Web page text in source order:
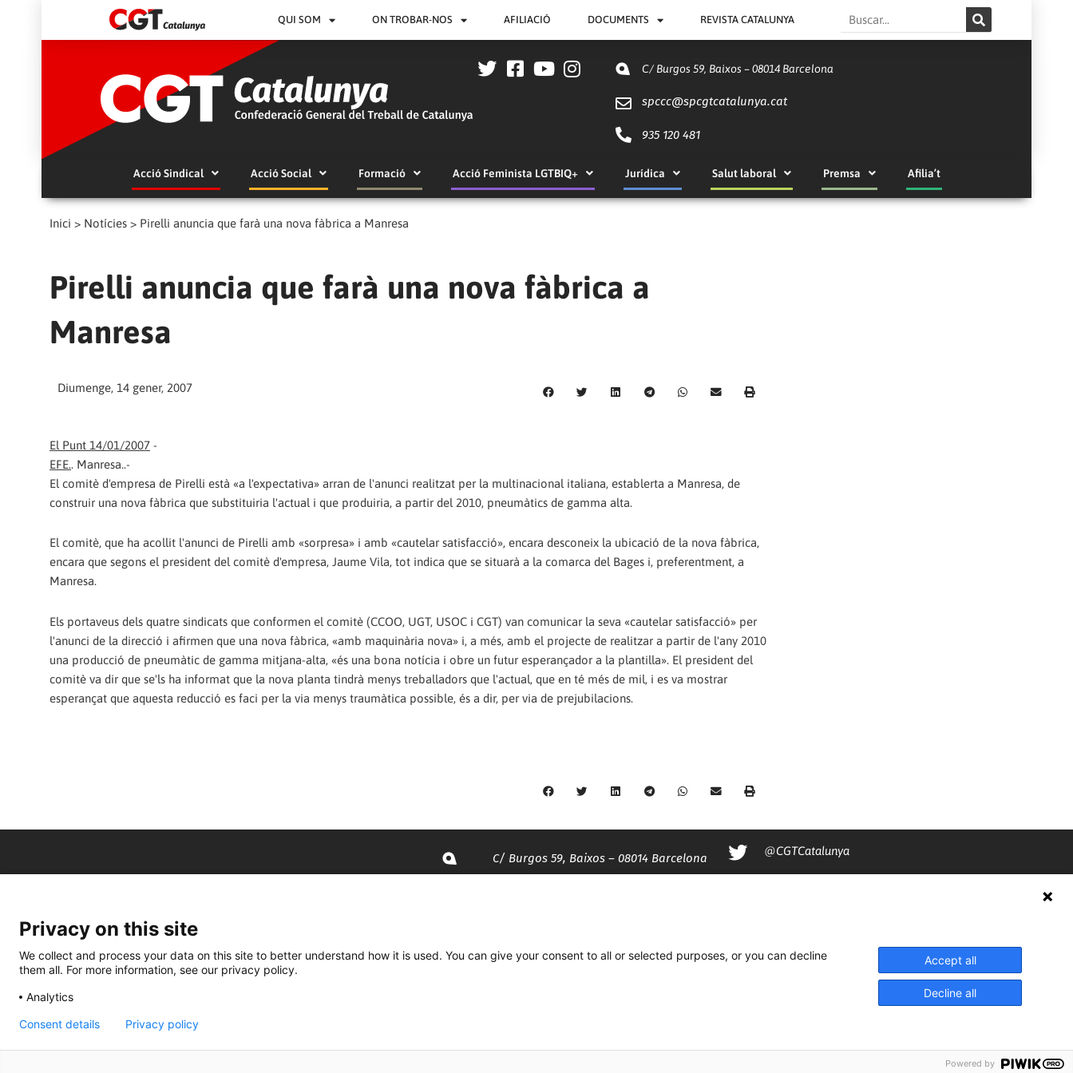
QUI SOM ON TROBAR-NOS AFILIACIÓ DOCUMENTS REVISTA CATALUNYA Search
C/ Burgos 59, Baixos – 08014 Barcelona
spccc@spcgtcatalunya.cat
935 120 481
Acció Sindical Acció Social Formació Acció Feminista LGTBIQ+ Jurídica Salut laboral Premsa Afilia’t
Inici > Notícies > Pirelli anuncia que farà una nova fàbrica a Manresa
Pirelli anuncia que farà una nova fàbrica a
Manresa
Diumenge, 14 gener, 2007
El Punt 14/01/2007 -
EFE.. Manresa..-
El comitè d'empresa de Pirelli està «a l'expectativa» arran de l'anunci realitzat per la multinacional italiana, establerta a Manresa, de
construir una nova fàbrica que substituiria l'actual i que produiria, a partir del 2010, pneumàtics de gamma alta.
El comitè, que ha acollit l'anunci de Pirelli amb «sorpresa» i amb «cautelar satisfacció», encara desconeix la ubicació de la nova fàbrica,
encara que segons el president del comitè d'empresa, Jaume Vila, tot indica que se situarà a la comarca del Bages i, preferentment, a
Manresa.
Els portaveus dels quatre sindicats que conformen el comitè (CCOO, UGT, USOC i CGT) van comunicar la seva «cautelar satisfacció» per
l'anunci de la direcció i afirmen que una nova fàbrica, «amb maquinària nova» i, a més, amb el projecte de realitzar a partir de l'any 2010
una producció de pneumàtic de gamma mitjana-alta, «és una bona notícia i obre un futur esperançador a la plantilla». El president del
comitè va dir que se'ls ha informat que la nova planta tindrà menys treballadors que l'actual, que en té més de mil, i es va mostrar
esperançat que aquesta reducció es faci per la via menys traumàtica possible, és a dir, per via de prejubilacions.
C/ Burgos 59, Baixos – 08014 Barcelona
935 120 481
@CGTCatalunya
Privacy on this site
We collect and process your data on this site to better understand how it is used. You can give your consent to all or selected purposes, or you can decline
them all. For more information, see our privacy policy.
Analytics
Accept all
Decline all
Consent details Privacy policy
Powered by